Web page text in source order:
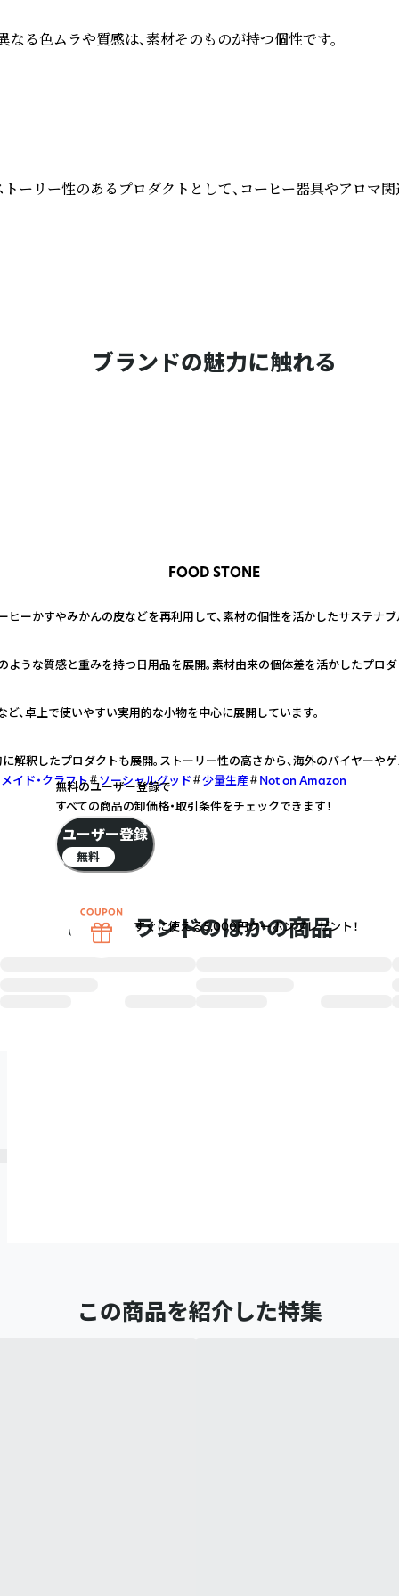
る色ムラや質感は、素材そのものが持つ個性です。
リー性のあるプロダクトとして、コーヒー器具やアロマ
ブランドの魅力に触れる
FOOD STONE
ヒーかすやみかんの皮などを再利用して、素材の個性を活かしたサステナ
ような質感と重みを持つ日用品を展開。素材由来の個体差を活かしたプロダ
ど、卓上で使いやすい実用的な小物を中心に展開しています。
解釈したプロダクトも展開。ストーリー性の高さから、海外のバイヤーや
イド・クラフト
ソーシャルグッド 少量生産 Not on Amazon
このブランドのほかの商品
この商品を紹介した特集
無料のユーザー登録で
すべての商品の卸価格・取引条件をチェックできます！
ユーザー登録
無料
すぐに使える5,000円クーポンプレゼント！